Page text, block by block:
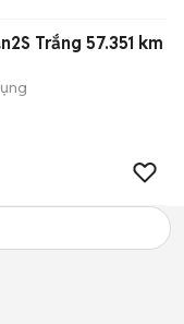
Trắng 57.351 km